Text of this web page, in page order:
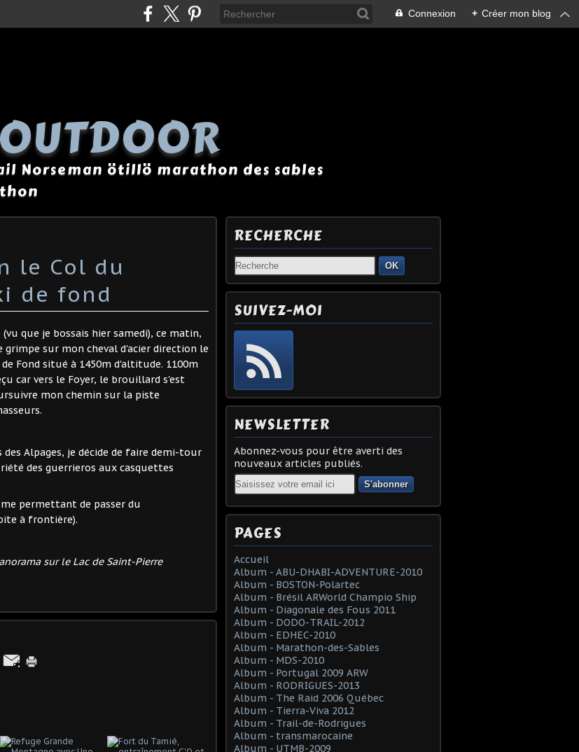
Connexion + Créer mon blog
Norseman ötillö marathon des sables
le Col du
de fond
que je bossais hier samedi), ce matin,
sur mon cheval d'acier direction le
Fond situé à 1450m d'altitude. 1100m
car vers le Foyer, le brouillard s'est
mon chemin sur la piste
Alpages, je décide de faire demi-tour
des guerrieros aux casquettes
permettant de passer du
à frontière).
sur le Lac de Saint-Pierre
RECHERCHE
OK
SUIVEZ-MOI
NEWSLETTER
Abonnez-vous pour être averti des
nouveaux articles publiés.
Email
PAGES
Accueil
Album - ABU-DHABI-ADVENTURE-2010
Album - BOSTON-Polartec
Album - Brésil ARWorld Champio Ship
Album - Diagonale des Fous 2011
Album - DODO-TRAIL-2012
Album - EDHEC-2010
Album - Marathon-des-Sables
Album - MDS-2010
Album - Portugal 2009 ARW
Album - RODRIGUES-2013
Album - The Raid 2006 Québec
Album - Tierra-Viva 2012
Album - Trail-de-Rodrigues
Album - transmarocaine
Album - UTMB-2009